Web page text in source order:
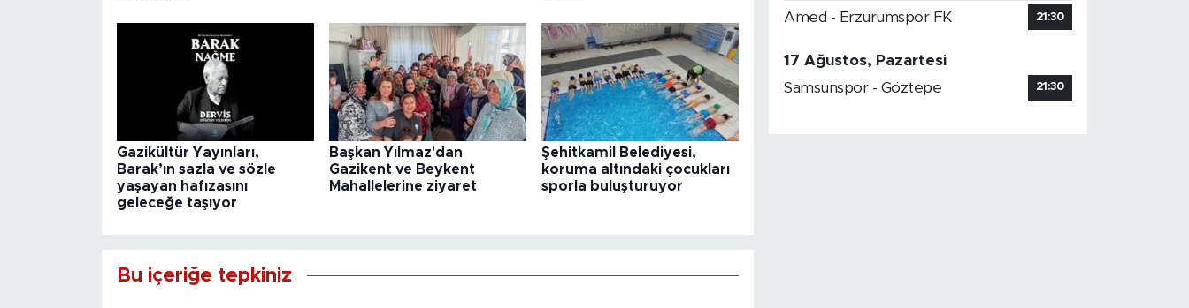
Gazikültür Yayınları,
Barak’ın sazla ve sözle
yaşayan hafızasını
geleceğe taşıyor
Başkan Yılmaz'dan
Gazikent ve Beykent
Mahallelerine ziyaret
Şehitkamil Belediyesi,
koruma altındaki çocukları
sporla buluşturuyor
Bu içeriğe tepkiniz
Amed - Erzurumspor FK 21:30
17 Ağustos, Pazartesi
Samsunspor - Göztepe
21:30